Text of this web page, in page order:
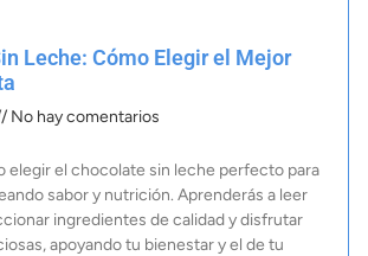
Leche: Cómo Elegir el Mejor
No hay comentarios
elegir el chocolate sin leche perfecto para
sabor y nutrición. Aprenderás a leer
ingredientes de calidad y disfrutar
apoyando tu bienestar y el de tu